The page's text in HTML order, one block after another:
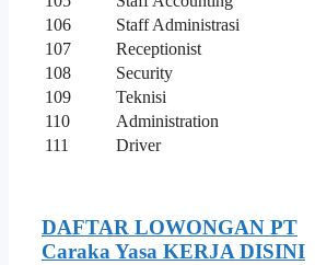
106
Staff Administrasi
107
Receptionist
108
Security
109
Teknisi
110
Administration
111
Driver
DAFTAR LOWONGAN PT
Caraka Yasa KERJA DISINI